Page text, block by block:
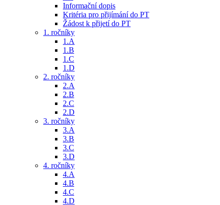
Informační dopis
Kritéria pro přijímání do PT
Žádost k přijetí do PT
1. ročníky
1.A
1.B
1.C
1.D
2. ročníky
2.A
2.B
2.C
2.D
3. ročníky
3.A
3.B
3.C
3.D
4. ročníky
4.A
4.B
4.C
4.D